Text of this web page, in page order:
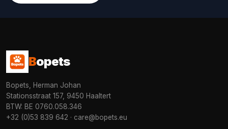
Bopets
Bopets, Herman Johan
Stationsstraat 157, 9450 Haaltert
BTW: BE 0760.058.346
+32 (0)53 839 642 · care@bopets.eu